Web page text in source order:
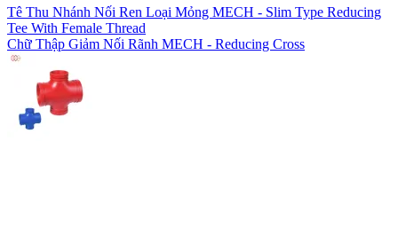
Tê Thu Nhánh Nối Ren Loại Mỏng MECH - Slim Type Reducing
Tee With Female Thread
Chữ Thập Giảm Nối Rãnh MECH - Reducing Cross